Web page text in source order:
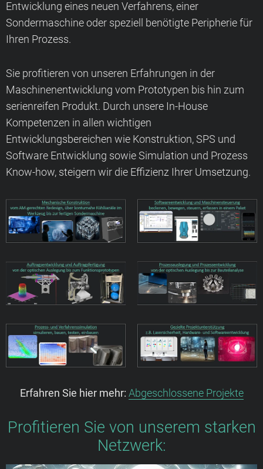
Entwicklung eines neuen Verfahrens, einer
Sondermaschine oder speziell benötigte Peripherie für
Ihren Prozess.
Sie profitieren von unseren Erfahrungen in der
Maschinenentwicklung vom Prototypen bis hin zum
serienreifen Produkt. Durch unsere In-House
Kompetenzen in allen wichtigen
Entwicklungsbereichen wie Konstruktion, SPS und
Software Entwicklung sowie Simulation und Prozess
Know-how, steigern wir die Effizienz Ihrer Umsetzung.
Erfahren Sie hier mehr: Abgeschlossene Projekte
Profitieren Sie von unserem starken
Netzwerk: